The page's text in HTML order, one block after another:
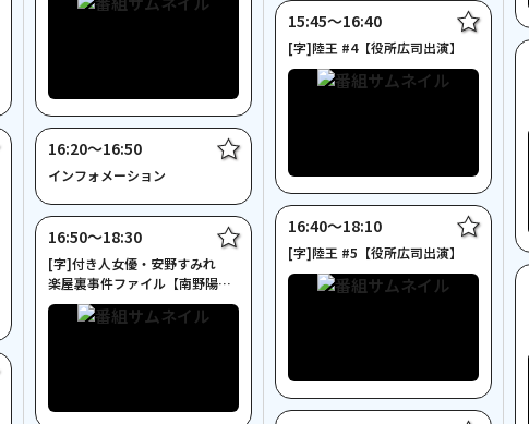
16:20〜16:50
インフォメーション
16:50〜18:30
[字]付き人女優・安野すみれ
楽屋裏事件ファイル【南野陽子
主演 ２時間サスペンス】
15:45〜16:40
[字]陸王 #4【役所広司出演】
16:40〜18:10
[字]陸王 #5【役所広司出演】